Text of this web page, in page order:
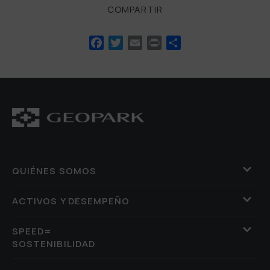
COMPARTIR
Facebook
Twitter
Email Print
QUIÉNES SOMOS
ACTIVOS Y DESEMPEÑO
SPEED=
SOSTENIBILIDAD